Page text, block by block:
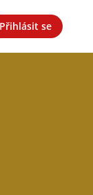
Přihlásit se